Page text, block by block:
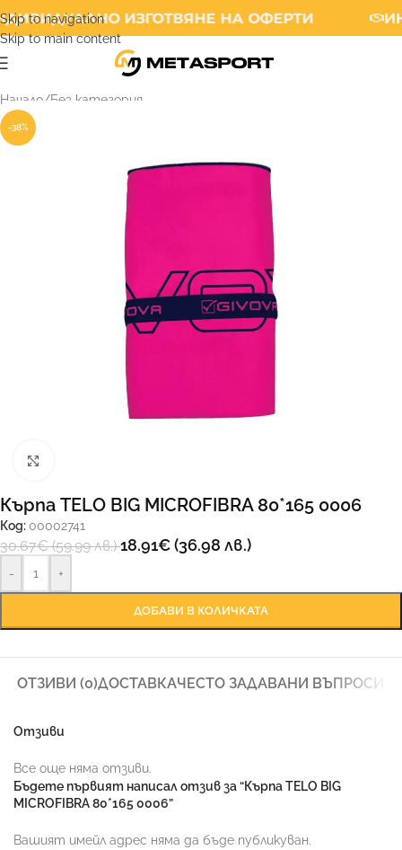
Skip to navigation
Skip to main content
ИЗГОТВЯНЕ НА ОФЕРТИ
Начало/Без категория
-38%
Кърпа TELO BIG MICROFIBRA 80*165 0006
Код: 00002741
30.67€(59.99 лв.)18.91€(36.98 лв.)
- +
ДОБАВИ В КОЛИЧКАТА
ОТЗИВИ (0)ДОСТАВКАЧЕСТО ЗАДАВАНИ ВЪПРОСИ
Отзиви
Все още няма отзиви.
Бъдете първият написал отзив за “Кърпа TELO BIG
MICROFIBRA 80*165 0006”
Вашият имейл адрес няма да бъде публикуван.